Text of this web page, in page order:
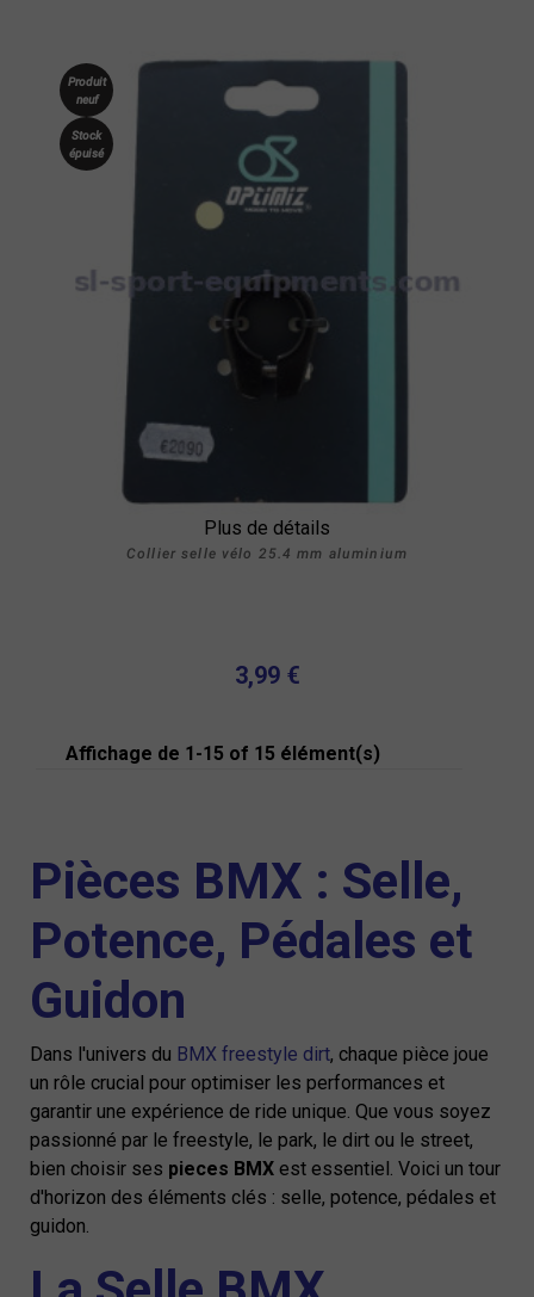
Plus de détails
Produit
neuf
Stock
épuisé
Collier selle vélo 25.4 mm aluminium
3,99 €
Affichage de 1-15 of 15 élément(s)
Pièces BMX : Selle,
Potence, Pédales et
Guidon
Dans l'univers du BMX freestyle dirt, chaque pièce joue
un rôle crucial pour optimiser les performances et
garantir une expérience de ride unique. Que vous soyez
passionné par le freestyle, le park, le dirt ou le street,
bien choisir ses pieces BMX est essentiel. Voici un tour
d'horizon des éléments clés : selle, potence, pédales et
guidon.